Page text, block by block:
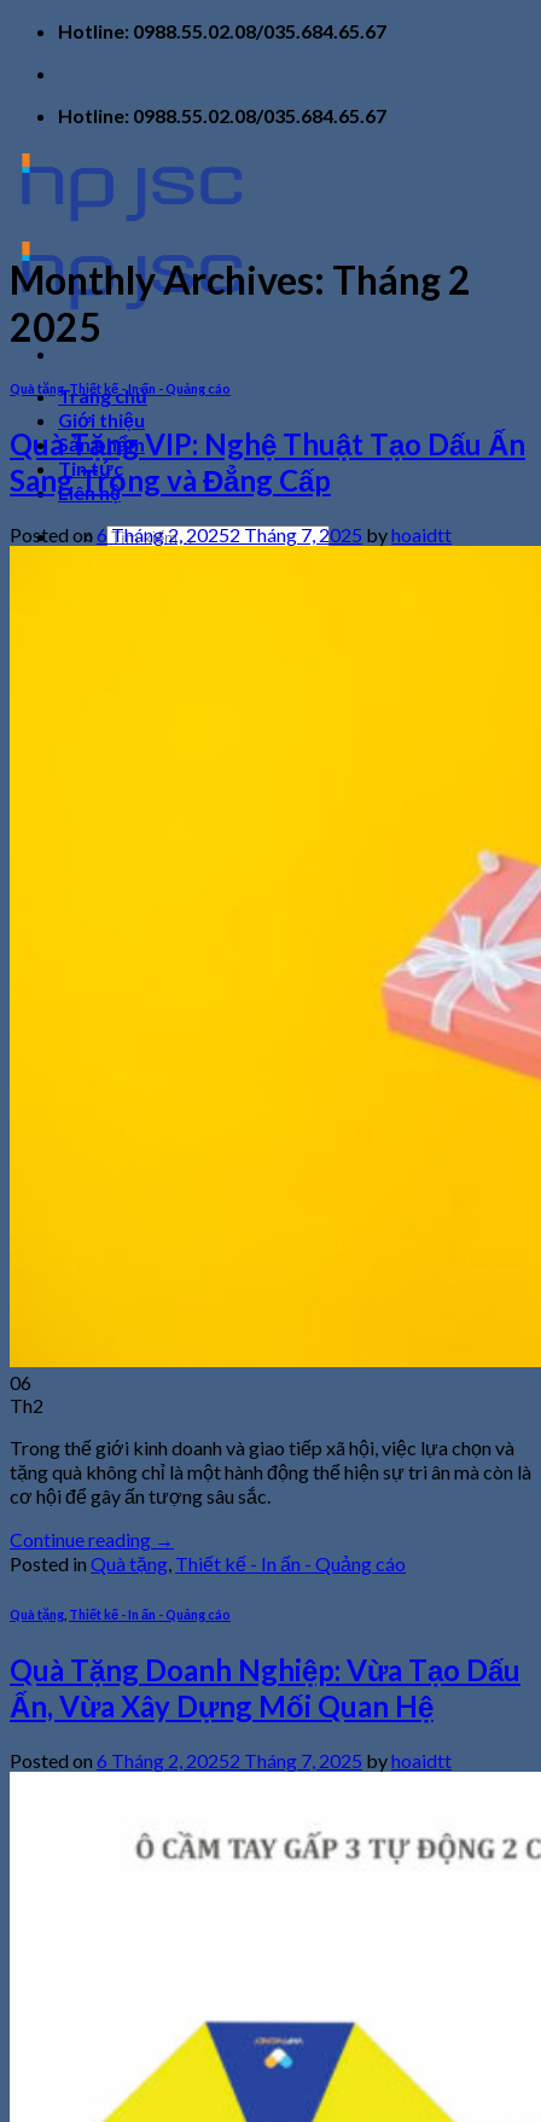
Skip
content
Hotline: 0988.55.02.08/035.684.65.67
Hotline: 0988.55.02.08/035.684.65.67
Trang chủ
Giới thiệu
Sản phẩm
Tin tức
Liên hệ
Tìm
Monthly Archives: Tháng 2
2025
Quà tặng,Thiết kế - In ấn - Quảng cáo
Quà Tặng VIP: Nghệ Thuật Tạo Dấu Ấn
Sang Trọng và Đẳng Cấp
Posted on6 Tháng 2, 20252 Tháng 7, 2025 byhoaidtt
06
Th2
Trong thế giới kinh doanh và giao tiếp xã hội, việc lựa chọn và
tặng quà không chỉ là một hành động thể hiện sự tri ân mà còn là
cơ hội để gây ấn tượng sâu sắc.
Continue reading →
Posted in Quà tặng, Thiết kế - In ấn - Quảng cáo
Quà tặng Thiết kế - In ấn - Quảng cáo
Quà Tặng Doanh Nghiệp: Vừa Tạo Dấu
Ấn, Vừa Xây Dựng Mối Quan Hệ
Posted on 6 Tháng 2, 20252 Tháng 7, 2025 byhoaidtt